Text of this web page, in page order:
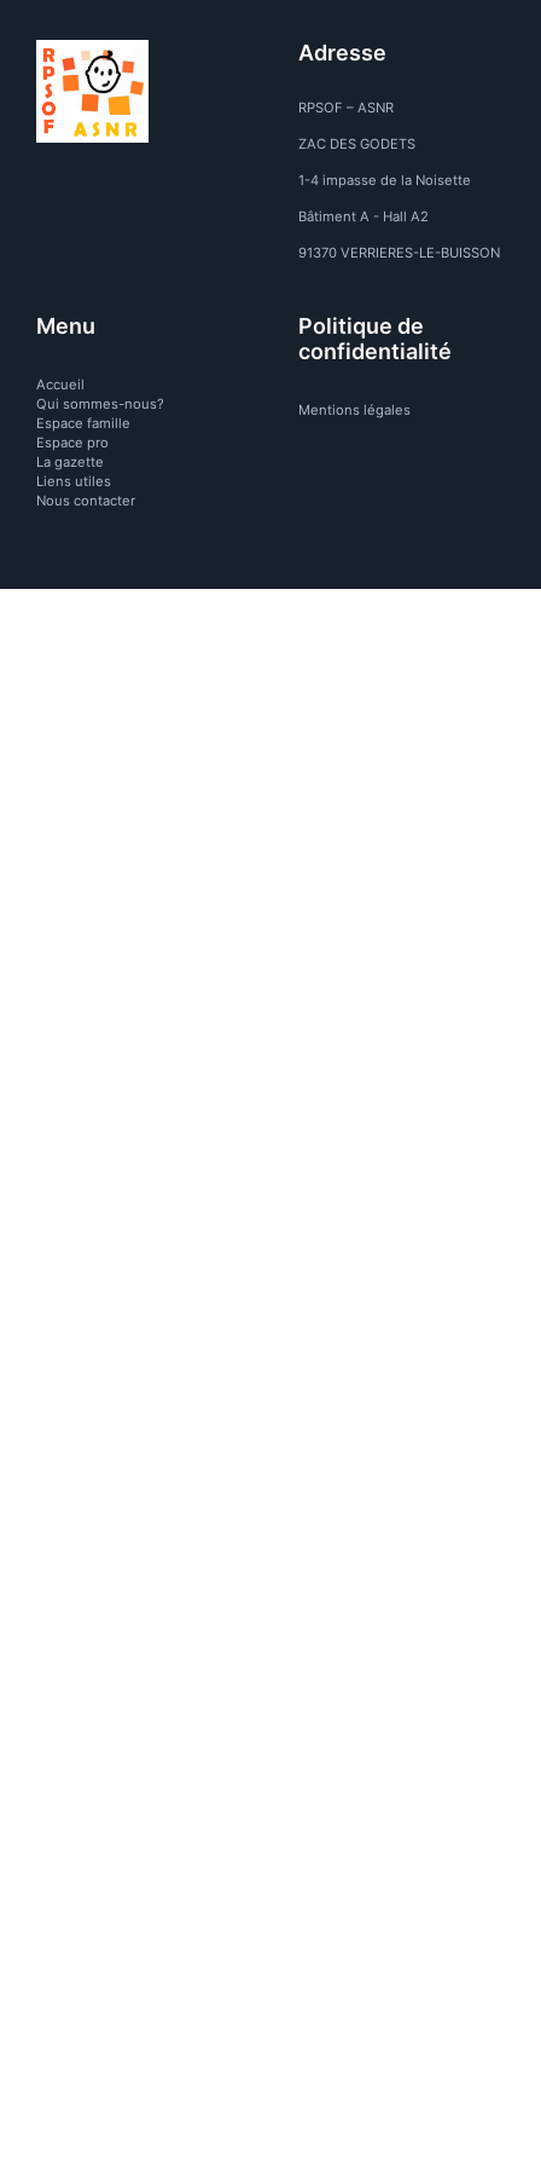
Adresse
RPSOF – ASNR
ZAC DES GODETS
1-4 impasse de la Noisette
Bâtiment A - Hall A2
91370 VERRIERES-LE-BUISSON
Menu
Accueil
Qui sommes-nous?
Espace famille
Espace pro
La gazette
Liens utiles
Nous contacter
Politique de
confidentialité
Mentions légales